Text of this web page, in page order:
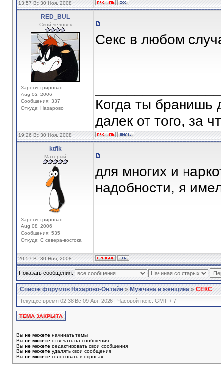
13:57 Вс 30 Ноя, 2008
RED_BUL
Свой человек
Зарегистрирован:
Aug 03, 2006
Сообщения: 337
Откуда: Назарово
Секс в любом
Когда ты бранишь
далек от того, за
19:26 Вс 30 Ноя, 2008
ktflk
Матерый
Зарегистрирован:
Aug 08, 2006
Сообщения: 535
Откуда: С севера-востока
для многих и
надобности, я
20:57 Вс 30 Ноя, 2008
Показать сообщения:
Список форумов Назарово-Онлайн»Мужчина и женщина»СЕКС
Текущее время 02:38 Вс 09 Авг, 2026 | Часовой пояс: GMT + 7
Вы не можете начинать темы
Вы не можете отвечать на сообщения
Вы не можете редактировать свои сообщения
Вы не можете удалять свои сообщения
Вы не можете голосовать в опросах